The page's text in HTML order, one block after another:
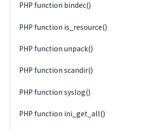
PHP function bindec()
PHP function is_resource()
PHP function unpack()
PHP function scandir()
PHP function syslog()
PHP function ini_get_all()